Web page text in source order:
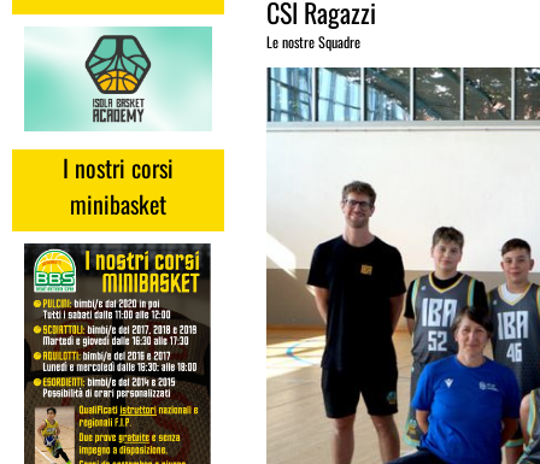
I nostri corsi
minibasket
CSI Ragazzi
Le nostre Squadre